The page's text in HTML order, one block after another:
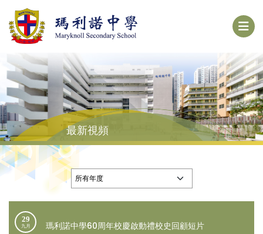
最新視頻
29
九月 瑪利諾中學60周年校慶啟動禮校史回顧短片